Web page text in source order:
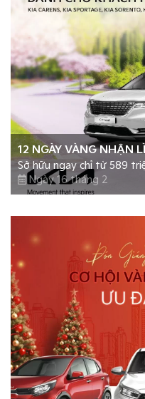
12 NGÀY VÀNG NHẬN
TRANG
Sở hữu ngay chỉ từ 589
Ngày 16 tháng 2